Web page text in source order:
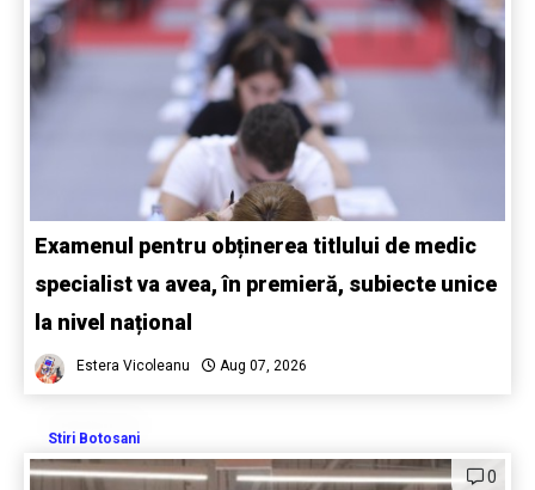
Examenul pentru obținerea titlului de medic
specialist va avea, în premieră, subiecte unice
la nivel național
Estera Vicoleanu Aug 07, 2026
Stiri Botosani
0